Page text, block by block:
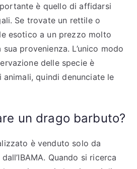
è quello di affidarsi
Se trovate un rettile o
esotico a un prezzo molto
provenienza. L’unico modo
delle specie è
quindi denunciate le
un drago barbuto?
è venduto solo da
Quando si ricerca